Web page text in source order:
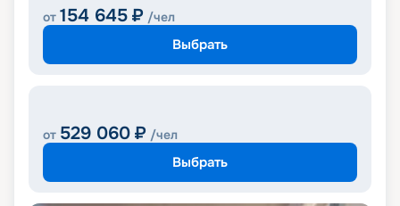
от 154 645 ₽ /чел
Выбрать
от 529 060 ₽ /чел
Выбрать